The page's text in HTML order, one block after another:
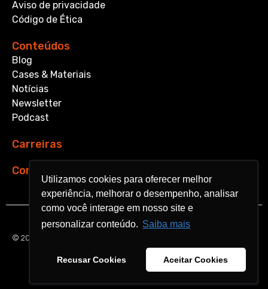
Utilizamos cookies para oferecer melhor
experiência, melhorar o desempenho, analisar
como você interage em nosso site e
personalizar conteúdo. Saiba mais
Recusar Cookies Aceitar Cookies
Utilizamos cookies para oferecer melhor
experiência, melhorar o desempenho, analisar
como você interage em nosso site e
personalizar conteúdo. Saiba mais
Recusar Cookies Aceitar Cookies
Aviso de privacidade
Código de Ética
Conteúdos
Blog
Cases & Materiais
Notícias
Newsletter
Podcast
Carreiras
Contato
© 2026 Aquarela Analytics. All rights reserved.